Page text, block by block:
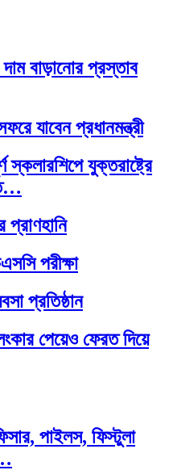
বাড়ানোর প্রস্তাব
যাবেন প্রধানমন্ত্রী
স্কলারশিপে যুক্তরাষ্ট্রে
প্রাণহানি
পরীক্ষা
প্রতিষ্ঠান
পেয়েও ফেরত দিয়ে
পাইলস, ফিস্টুলা